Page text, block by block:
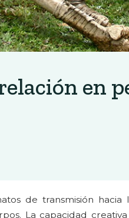
en
de transmisión hacia
La capacidad